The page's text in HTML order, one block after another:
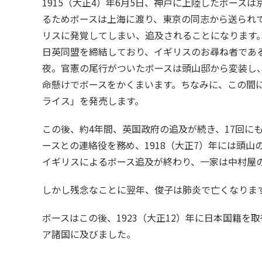
るためボースは上海に渡り、東京の同志から送ら
リスに発覚してしまい、追及されることになりま
日英同盟を締結しており、イギリスのお尋ね者で
夜。官憲の尾行がついたボースは頭山邸から変装
命懸けでボースをかくまいます。ちなみに、この
ライス」を発売します。
この後、約4年間、英国政府の追及が続き、17回
ースとの連絡役を務め、1918（大正7）年には頭
イギリスによるボース追及が終わり、一家は中村
しかし残念なことに翌年、俊子は肺炎で亡くなり
ボースはこの後、1923（大正12）年に日本国籍を
ア諸国に及びました。